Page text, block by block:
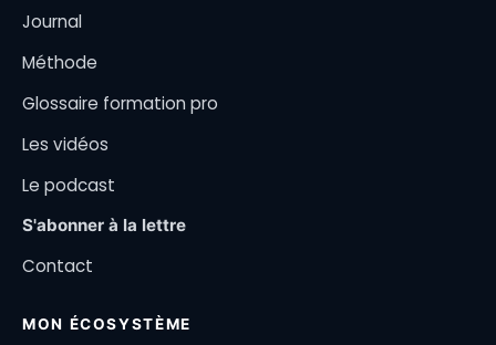
Journal
Méthode
Glossaire formation pro
Les vidéos
Le podcast
S'abonner à la lettre
Contact
MON ÉCOSYSTÈME